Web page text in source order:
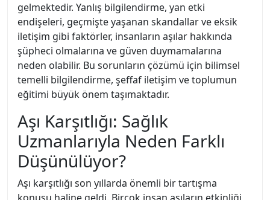
gelmektedir. Yanlış bilgilendirme, yan etki
endişeleri, geçmişte yaşanan skandallar ve eksik
iletişim gibi faktörler, insanların aşılar hakkında
şüpheci olmalarına ve güven duymamalarına
neden olabilir. Bu sorunların çözümü için bilimsel
temelli bilgilendirme, şeffaf iletişim ve toplumun
eğitimi büyük önem taşımaktadır.
Aşı Karşıtlığı: Sağlık
Uzmanlarıyla Neden Farklı
Düşünülüyor?
Aşı karşıtlığı son yıllarda önemli bir tartışma